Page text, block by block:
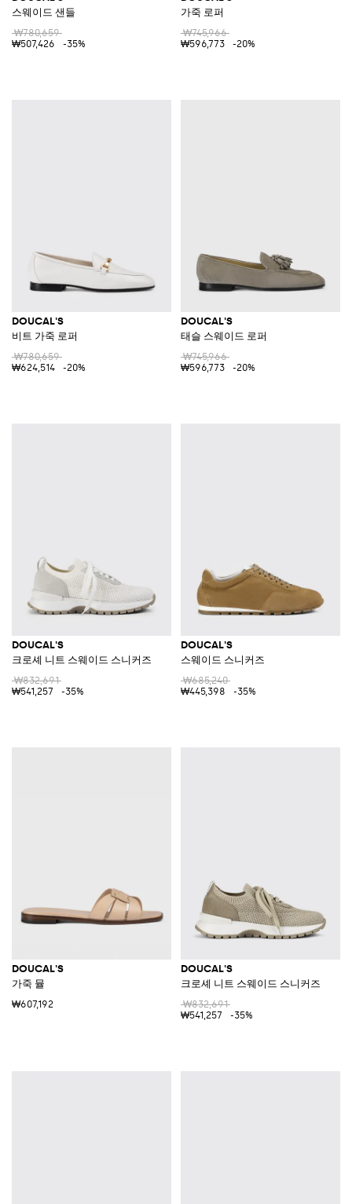
스웨이드 샌들
₩780,659
₩507,426
-35%
가죽 로퍼
₩745,966
₩596,773
-20%
DOUCAL'S
비트 가죽 로퍼
₩780,659
₩624,514
-20%
DOUCAL'S
태슬 스웨이드 로퍼
₩745,966
₩596,773
-20%
DOUCAL'S
크로셰 니트 스웨이드 스니커즈
₩832,691
₩541,257
-35%
DOUCAL'S
스웨이드 스니커즈
₩685,240
₩445,398
-35%
DOUCAL'S
가죽 뮬
₩607,192
DOUCAL'S
크로셰 니트 스웨이드 스니커즈
₩832,691
₩541,257
-35%